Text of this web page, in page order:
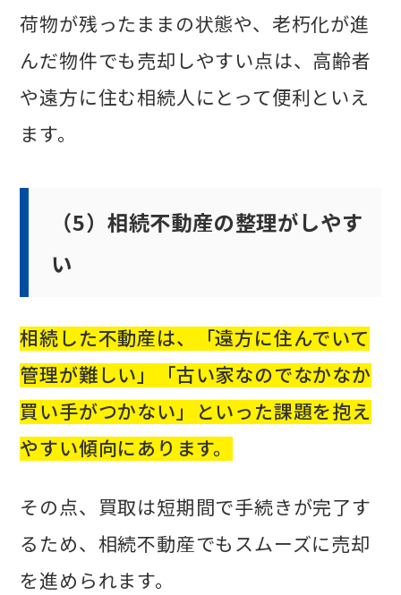
荷物が残ったままの状態や、老朽化が進
んだ物件でも売却しやすい点は、高齢者
や遠方に住む相続人にとって便利といえ
ます。
（5）相続不動産の整理がしやす
い
相続した不動産は、「遠方に住んでいて
管理が難しい」「古い家なのでなかなか
買い手がつかない」といった課題を抱え
やすい傾向にあります。
その点、買取は短期間で手続きが完了す
るため、相続不動産でもスムーズに売却
を進められます。